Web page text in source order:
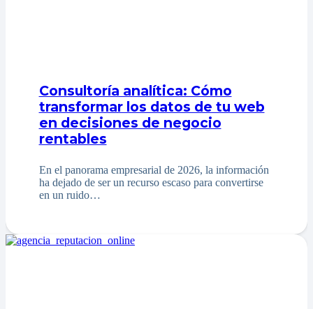
Consultoría analítica: Cómo
transformar los datos de tu web
en decisiones de negocio
rentables
En el panorama empresarial de 2026, la información
ha dejado de ser un recurso escaso para convertirse
en un ruido…